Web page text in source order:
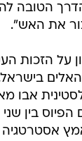
הטובה
את האש".
על הזכות
אבו
הפיוס בין